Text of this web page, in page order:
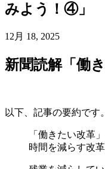
みよう！④」
12月 18, 2025
新聞読解「働
以下、記事の要約です。
「働きたい改革
時間を減らす改